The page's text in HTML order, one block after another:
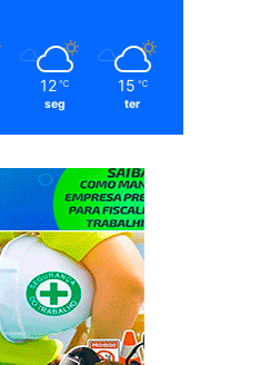
12 ℃
seg
15 ℃
ter